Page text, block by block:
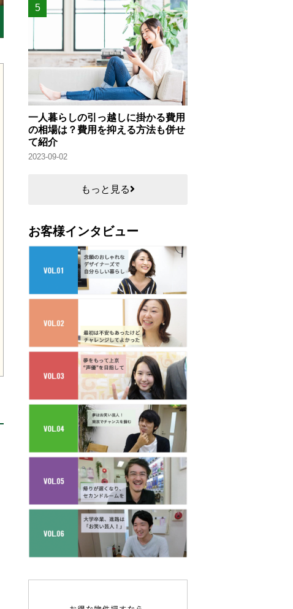
一人暮らしの引っ越しに掛かる費用
の相場は？費用を抑える方法も併せ
て紹介
2023-09-02
もっと見る
お客様インタビュー